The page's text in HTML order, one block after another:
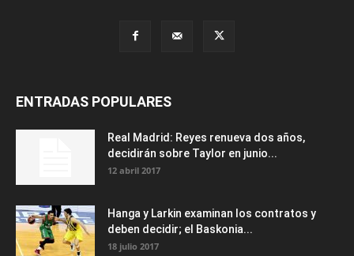
ENTRADAS POPULARES
Real Madrid: Reyes renueva dos años,
decidirán sobre Taylor en junio...
12 abril 2017
Hanga y Larkin examinan los contratos y
deben decidir; el Baskonia...
18 julio 2017